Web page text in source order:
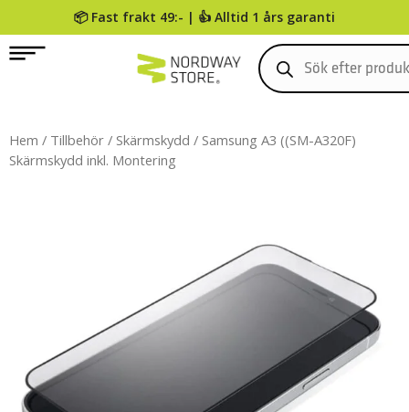
📦 Fast frakt 49:- | 👍 Alltid 1 års garanti
0
Hem / Tillbehör / Skärmskydd / Samsung A3 ((SM-A320F)
Skärmskydd inkl. Montering